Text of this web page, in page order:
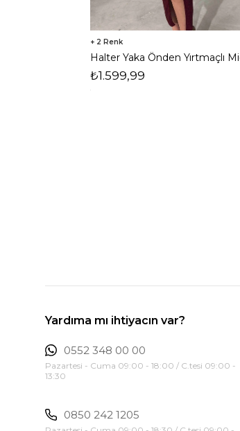
2
₺1.599,99
Yardıma mı ihtiyacın var?
0552 348 00 00
Pazartesi - Cuma 09:00 - 18:00 / C.tesi 09:00 -
13:30
0850 242 1205